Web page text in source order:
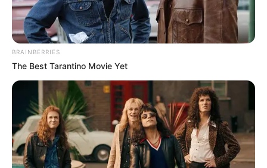
BRAINBERRIES
The Best Tarantino Movie Yet